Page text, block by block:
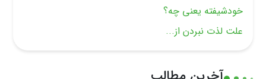
خودشیفته یعنی چه؟
علت لذت نبردن از...